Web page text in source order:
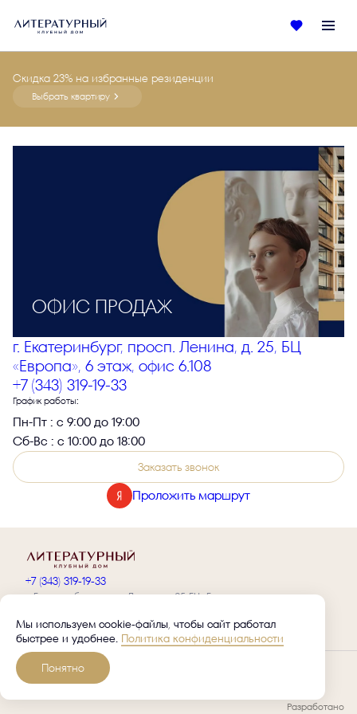
Скидка 23% на избранные резиденции
Выбрать квартиру
ОФИС ПРОДАЖ
г. Екатеринбург, просп. Ленина, д. 25, БЦ
«Европа», 6 этаж, офис 6.108
+7 (343) 319-19-33
График работы:
Пн-Пт : с 9:00 до 19:00
Сб-Вс : с 10:00 до 18:00
Проложить маршрут
Заказать звонок
+7 (343) 319-19-33
г. Екатеринбург, просп. Ленина, д. 25, БЦ «Европа»,
Оставить заявку на такси
Получить презентацию
Противодействие коррупции
ООО «СПЕЦИАЛИЗИРОВАННЫЙ ЗАСТРОЙЩИК ЛИТЕРАТУРНЫЙ»
Разработано
Мы используем cookie-файлы, чтобы сайт работал
быстрее и удобнее. Политика конфиденциальности
Понятно